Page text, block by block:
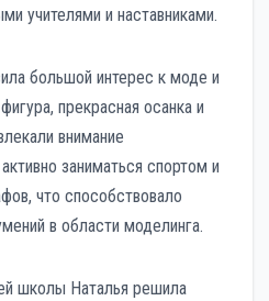
учителями и наставниками.
большой интерес к моде и
прекрасная осанка и
внимание
заниматься спортом и
что способствовало
в области моделинга.
школы Наталья решила